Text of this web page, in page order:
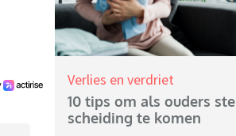
Verlies en verdriet
10 tips om als ouders
scheiding te komen